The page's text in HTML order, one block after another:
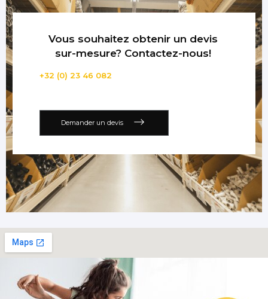
Vous souhaitez obtenir un devis
sur-mesure? Contactez-nous!
+32 (0) 23 46 082
Demander un devis